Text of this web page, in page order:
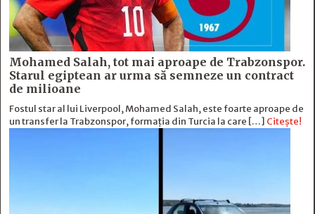
Mohamed Salah, tot mai aproape de Trabzonspor.
Starul egiptean ar urma să semneze un contract
de milioane
Fostul star al lui Liverpool, Mohamed Salah, este foarte aproape de
un transfer la Trabzonspor, formația din Turcia la care […] Citește!